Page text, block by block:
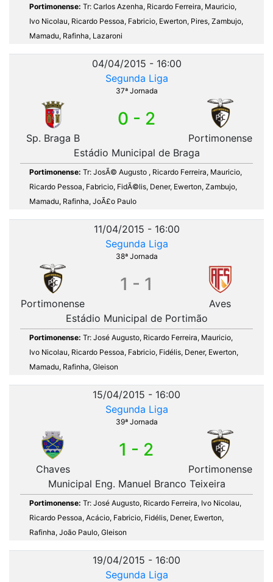
Portimonense: Tr: Carlos Azenha, Ricardo Ferreira, Mauricio,
Ivo Nicolau, Ricardo Pessoa, Fabricio, Ewerton, Pires, Zambujo,
Mamadu, Rafinha, Lazaroni
04/04/2015 - 16:00
Segunda Liga
37ª Jornada
Sp. Braga B
0 - 2
Portimonense
Estádio Municipal de Braga
Portimonense: Tr: JosÃ© Augusto , Ricardo Ferreira, Mauricio,
Ricardo Pessoa, Fabricio, FidÃ©lis, Dener, Ewerton, Zambujo,
Mamadu, Rafinha, JoÃ£o Paulo
11/04/2015 - 16:00
Segunda Liga
38ª Jornada
Portimonense
1 - 1
Aves
Estádio Municipal de Portimão
Portimonense: Tr: José Augusto, Ricardo Ferreira, Mauricio,
Ivo Nicolau, Ricardo Pessoa, Fabricio, Fidélis, Dener, Ewerton,
Mamadu, Rafinha, Gleison
15/04/2015 - 16:00
Segunda Liga
39ª Jornada
Chaves
1 - 2
Portimonense
Municipal Eng. Manuel Branco Teixeira
Portimonense: Tr: José Augusto, Ricardo Ferreira, Ivo Nicolau,
Ricardo Pessoa, Acácio, Fabricio, Fidélis, Dener, Ewerton,
Rafinha, João Paulo, Gleison
19/04/2015 - 16:00
Segunda Liga